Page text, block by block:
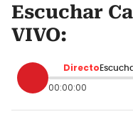
Escuchar
VIVO:
Directo
00:00:00